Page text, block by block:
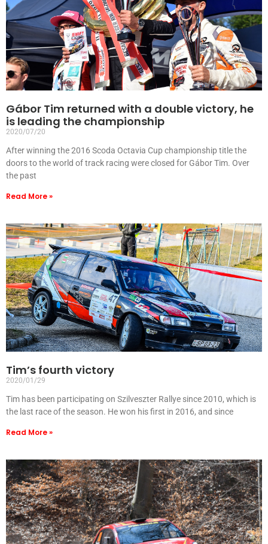
Gábor Tim returned with a double victory, he
is leading the championship
2020/07/20
After winning the 2016 Scoda Octavia Cup championship title the
doors to the world of track racing were closed for Gábor Tim. Over
the past
Read More »
Tim’s fourth victory
2020/01/29
Tim has been participating on Szilveszter Rallye since 2010, which is
the last race of the season. He won his first in 2016, and since
Read More »